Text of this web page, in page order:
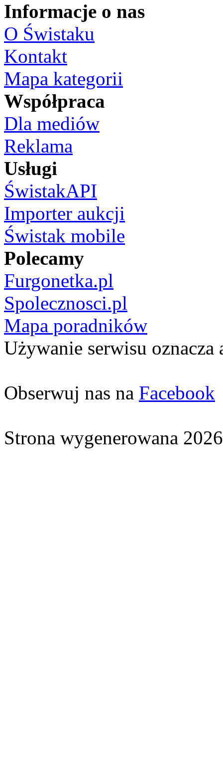
Informacje o nas
O Świstaku
Kontakt
Mapa kategorii
Współpraca
Dla mediów
Reklama
Usługi
ŚwistakAPI
Importer aukcji
Świstak mobile
Polecamy
Furgonetka.pl
Spolecznosci.pl
Mapa poradników
Używanie serwisu oznacza
Obserwuj nas na Facebook
Strona wygenerowana